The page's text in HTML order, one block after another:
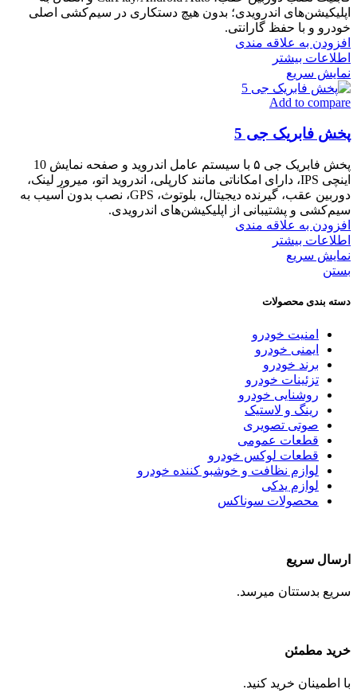
اپلیکیشن‌های اندرویدی؛ بدون هیچ دستکاری در سیم‌کشی اصلی
خودرو و با حفظ گارانتی.
افزودن به علاقه مندی
اطلاعات بیشتر
نمایش سریع
Add to compare
پخش فابریک جی 5
پخش فابریک جی ۵ با سیستم عامل اندروید و صفحه نمایش 10
اینچی IPS، دارای امکاناتی مانند کارپلی، اندروید اتو، میرور لینک،
دوربین عقب، گیرنده دیجیتال، بلوتوث، GPS، نصب بدون آسیب به
سیم‌کشی و پشتیبانی از اپلیکیشن‌های اندرویدی.
افزودن به علاقه مندی
اطلاعات بیشتر
نمایش سریع
بستن
دسته بندی محصولات
امنیت خودرو
ایمنی خودرو
برند خودرو
تزئینات خودرو
روشنایی خودرو
رینگ و لاستیک
صوتی تصویری
قطعات عمومی
قطعات لوکس خودرو
لوازم نظافت و خوشبو کننده خودرو
لوازم یدکی
محصولات سوناکس
ارسال سریع
سریع بدستتان میرسد.
خرید مطمئن
با اطمینان خرید کنید.